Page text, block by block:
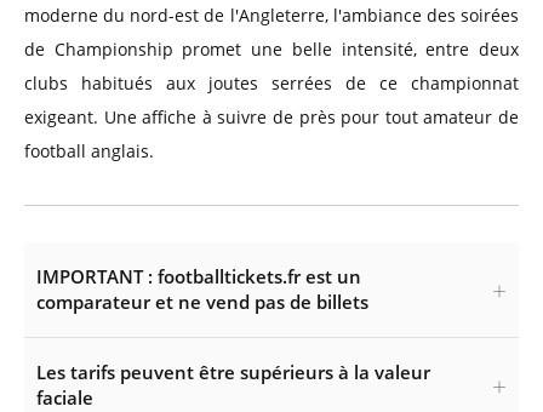
moderne du nord-est de l'Angleterre, l'ambiance des soirées
de Championship promet une belle intensité, entre deux
clubs habitués aux joutes serrées de ce championnat
exigeant. Une affiche à suivre de près pour tout amateur de
football anglais.
IMPORTANT : footballtickets.fr est un
comparateur et ne vend pas de billets
Les tarifs peuvent être supérieurs à la valeur
faciale